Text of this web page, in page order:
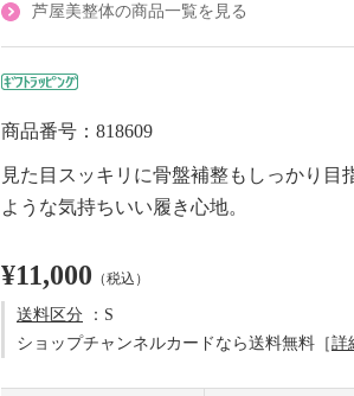
芦屋美整体の商品一覧を見る
商品番号：818609
見た目スッキリに骨盤補整もしっかり目
ような気持ちいい履き心地。
¥11,000 （税込）
送料区分 ：S
ショップチャンネルカードなら送料無料［詳